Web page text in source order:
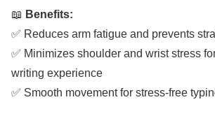
📖 Benefits:
✅ Reduces arm fatigue and prevents
✅ Minimizes shoulder and wrist stress
writing experience
✅ Smooth movement for stress-free